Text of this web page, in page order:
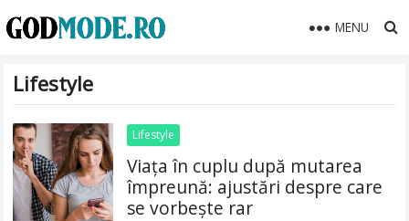
MENU
Lifestyle
Lifestyle
Viața în cuplu după mutarea
împreună: ajustări despre care
se vorbește rar